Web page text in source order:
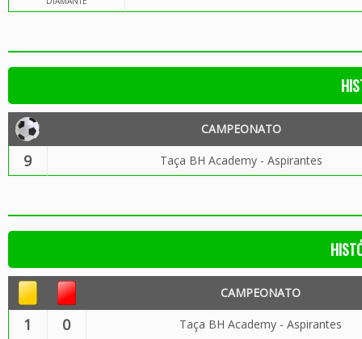
CAMPEONATO
9 Taça BH Academy - Aspirantes
CAMPEONATO
1 0 Taça BH Academy - Aspirantes